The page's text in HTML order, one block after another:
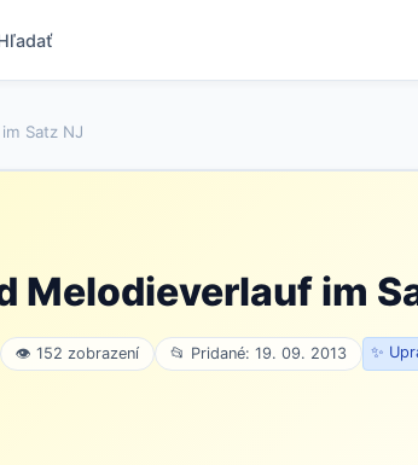
Satz NJ
Melodieverlauf im
👁 152 zobrazení 📂 Pridané: 19. 09. 2013 ✨